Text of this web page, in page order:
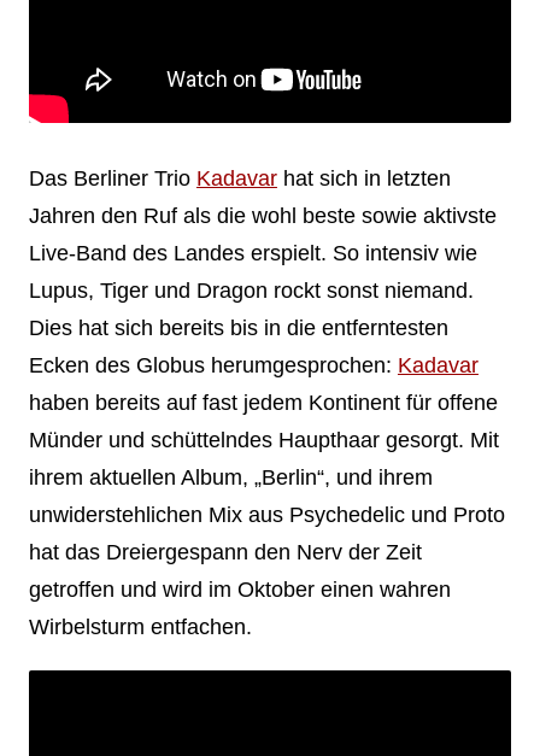
Das Berliner Trio Kadavarhat sich in letzten
Jahren den Ruf als die wohl beste sowie aktivste
Live-Band des Landes erspielt. So intensiv wie
Lupus, Tiger und Dragon rockt sonst niemand.
Dies hat sich bereits bis in die entferntesten
Ecken des Globus herumgesprochen: Kadavar
haben bereits auf fast jedem Kontinent für offene
Münder und schüttelndes Haupthaar gesorgt. Mit
ihrem aktuellen Album, „Berlin“, und ihrem
unwiderstehlichen Mix aus Psychedelic und Proto
hat das Dreiergespann den Nerv der Zeit
getroffen und wird im Oktober einen wahren
Wirbelsturm entfachen.